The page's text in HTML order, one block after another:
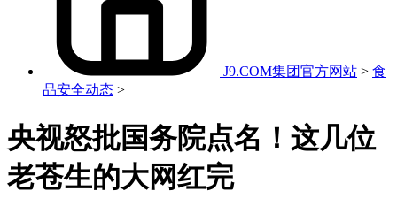
J9.COM集团官方网站 > 食
品安全动态 >
央视怒批国务院点名！这几位
老苍生的大网红完